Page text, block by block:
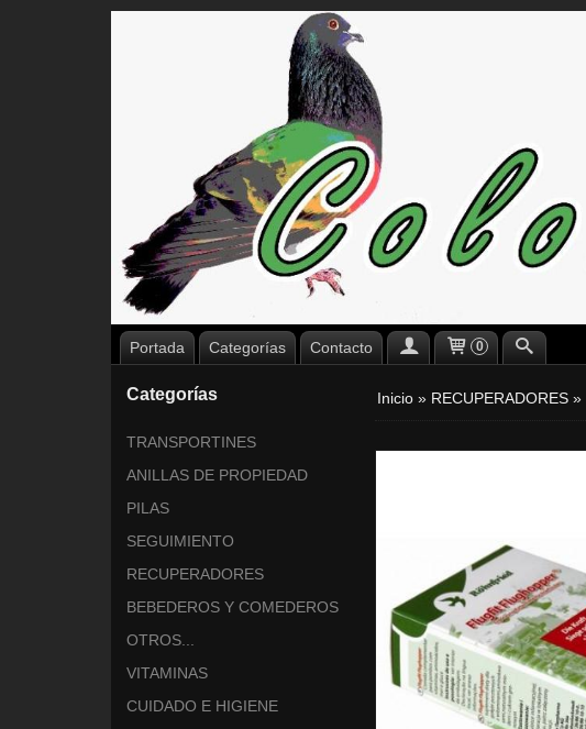
Portada Categorías Contacto 0
Categorías
TRANSPORTINES
ANILLAS DE PROPIEDAD
PILAS
SEGUIMIENTO
RECUPERADORES
BEBEDEROS Y COMEDEROS
OTROS...
VITAMINAS
CUIDADO E HIGIENE
Inicio» RECUPERADORES»